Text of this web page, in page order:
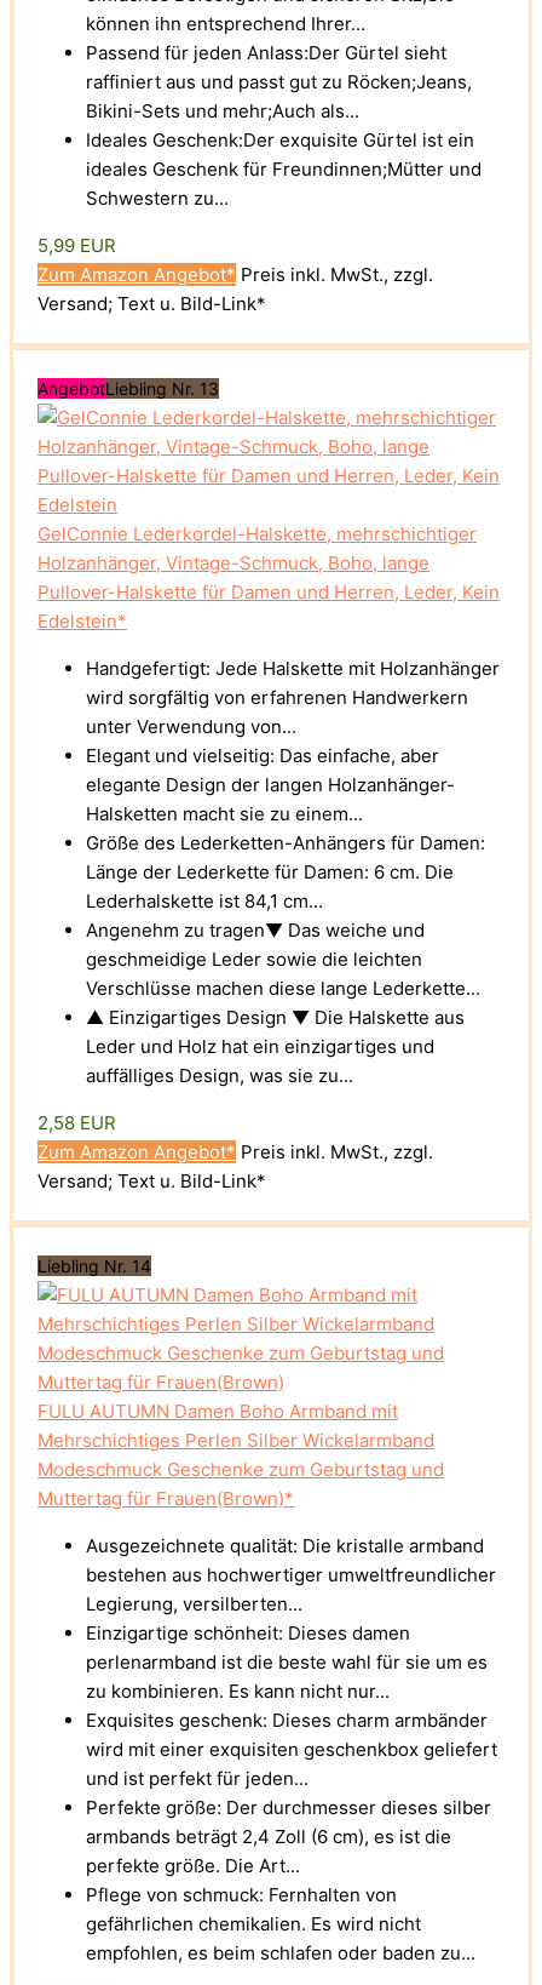
können ihn entsprechend Ihrer...
Passend für jeden Anlass:Der Gürtel sieht
raffiniert aus und passt gut zu Röcken;Jeans,
Bikini-Sets und mehr;Auch als...
Ideales Geschenk:Der exquisite Gürtel ist ein
ideales Geschenk für Freundinnen;Mütter und
Schwestern zu...
5,99 EUR
Zum Amazon Angebot* Preis inkl. MwSt., zzgl.
Versand; Text u. Bild-Link*
AngebotLiebling Nr. 13
GelConnie Lederkordel-Halskette, mehrschichtiger
Holzanhänger, Vintage-Schmuck, Boho, lange
Pullover-Halskette für Damen und Herren, Leder, Kein
Edelstein*
Handgefertigt: Jede Halskette mit Holzanhänger
wird sorgfältig von erfahrenen Handwerkern
unter Verwendung von...
Elegant und vielseitig: Das einfache, aber
elegante Design der langen Holzanhänger-
Halsketten macht sie zu einem...
Größe des Lederketten-Anhängers für Damen:
Länge der Lederkette für Damen: 6 cm. Die
Lederhalskette ist 84,1 cm...
Angenehm zu tragen▼ Das weiche und
geschmeidige Leder sowie die leichten
Verschlüsse machen diese lange Lederkette...
▲ Einzigartiges Design ▼ Die Halskette aus
Leder und Holz hat ein einzigartiges und
auffälliges Design, was sie zu...
2,58 EUR
Zum Amazon Angebot* Preis inkl. MwSt., zzgl.
Versand; Text u. Bild-Link*
Liebling Nr. 14
FULU AUTUMN Damen Boho Armband mit
Mehrschichtiges Perlen Silber Wickelarmband
Modeschmuck Geschenke zum Geburtstag und
Muttertag für Frauen(Brown)*
Ausgezeichnete qualität: Die kristalle armband
bestehen aus hochwertiger umweltfreundlicher
Legierung, versilberten...
Einzigartige schönheit: Dieses damen
perlenarmband ist die beste wahl für sie um es
zu kombinieren. Es kann nicht nur...
Exquisites geschenk: Dieses charm armbänder
wird mit einer exquisiten geschenkbox geliefert
und ist perfekt für jeden...
Perfekte größe: Der durchmesser dieses silber
armbands beträgt 2,4 Zoll (6 cm), es ist die
perfekte größe. Die Art...
Pflege von schmuck: Fernhalten von
gefährlichen chemikalien. Es wird nicht
empfohlen, es beim schlafen oder baden zu...